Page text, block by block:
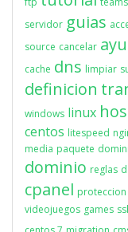
servidor guias
source cancelar
cache dns limpiar
definicion
windows linux
centos litespeed
media paquete
dominio reglas
cpanel proteccion
videojuegos games